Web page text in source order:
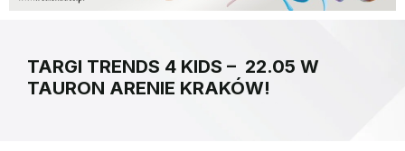
TARGI TRENDS 4 KIDS – 22.05 W
TAURON ARENIE KRAKÓW!